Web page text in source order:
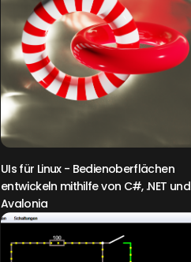
UIs für Linux - Bedienoberflächen
entwickeln mithilfe von C#, .NET und
Avalonia